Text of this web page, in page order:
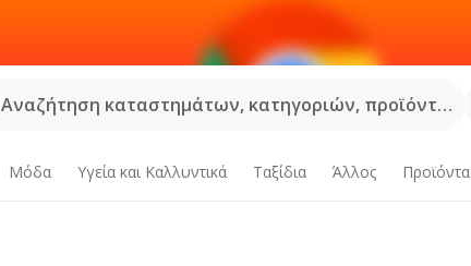
Αναζήτηση καταστημάτων, κατηγοριών, προϊόντων...
Μόδα Υγεία και Καλλυντικά Ταξίδια Άλλος Προϊόντα